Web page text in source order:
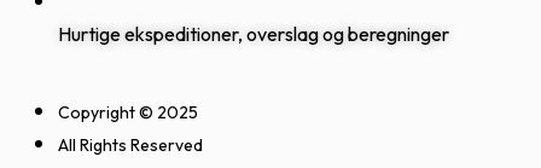
Hurtige ekspeditioner, overslag og beregninger
Copyright © 2025
All Rights Reserved